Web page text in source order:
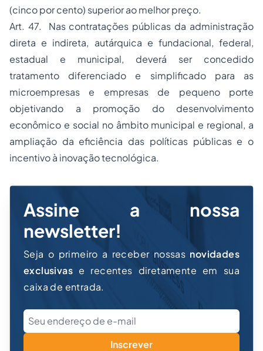
(cinco por cento) superior ao melhor preço.
Art. 47. Nas contratações públicas da administração
direta e indireta, autárquica e fundacional, federal,
estadual e municipal, deverá ser concedido
tratamento diferenciado e simplificado para as
microempresas e empresas de pequeno porte
objetivando a promoção do desenvolvimento
econômico e social no âmbito municipal e regional, a
ampliação da eficiência das políticas públicas e o
incentivo à inovação tecnológica.
Assine a nossa
newsletter!
Seja o primeiro a receber nossas novidades
exclusivas e recentes diretamente em sua
caixa de entrada.
Inscrever